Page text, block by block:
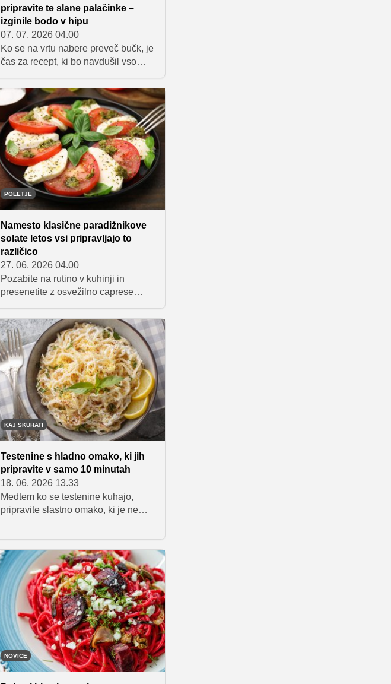
pripravite te slane palačinke –
izginile bodo v hipu
07. 07. 2026 04.00
Ko se na vrtu nabere preveč bučk, je
čas za recept, ki bo navdušil vso
kremnim nadevom so odlična izbira
za kosilo, večerjo, malico ali piknik,
po njih pa bodo z veseljem posegli
tudi tisti, ki sicer niso največji
ljubitelji zelenjave.
POLETJE
Namesto klasične paradižnikove
solate letos vsi pripravljajo to
različico
27. 06. 2026 04.00
Pozabite na rutino v kuhinji in
presenetite z osvežilno caprese
trike, kako z menjavo sira, dodatkom
sadja ali pesta ustvariti nepozabno
poletno jed, ki bo hit vašega
naslednjega piknika.
KAJ SKUHATI
Testenine s hladno omako, ki jih
pripravite v samo 10 minutah
18. 06. 2026 13.33
Medtem ko se testenine kuhajo,
pripravite slastno omako, ki je ne
enostavne poletne obroke.
NOVICE